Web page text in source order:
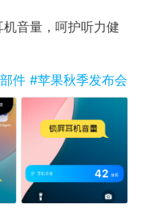
音量，呵护听力健
件 #苹果秋季发布会